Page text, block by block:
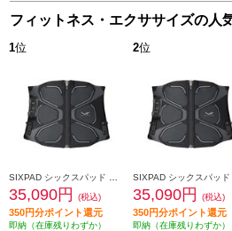
フィットネス・エクササイズの人
1位
35,090円 (税込)
350円分ポイント還元
即納（在庫残りわずか）
2位
35,090円 (税込)
350円分ポイント還元
即納（在庫残りわずか）